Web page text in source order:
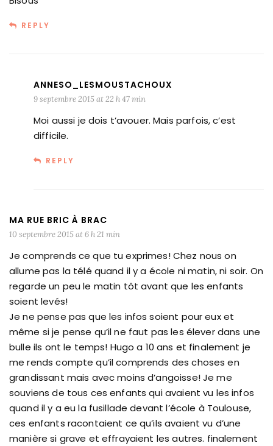
REPLY
ANNESO_LESMOUSTACHOUX
9 septembre 2015 at 22 h 47 min
Moi aussi je dois t’avouer. Mais parfois, c’est
difficile.
REPLY
MA RUE BRIC À BRAC
10 septembre 2015 at 6 h 21 min
Je comprends ce que tu exprimes! Chez nous on
allume pas la télé quand il y a école ni matin, ni soir. On
regarde un peu le matin tôt avant que les enfants
soient levés!
Je ne pense pas que les infos soient pour eux et
même si je pense qu’il ne faut pas les élever dans une
bulle ils ont le temps! Hugo a 10 ans et finalement je
me rends compte qu’il comprends des choses en
grandissant mais avec moins d’angoisse! Je me
souviens de tous ces enfants qui avaient vu les infos
quand il y a eu la fusillade devant l’école à Toulouse,
ces enfants racontaient ce qu’ils avaient vu d’une
manière si grave et effrayaient les autres. finalement